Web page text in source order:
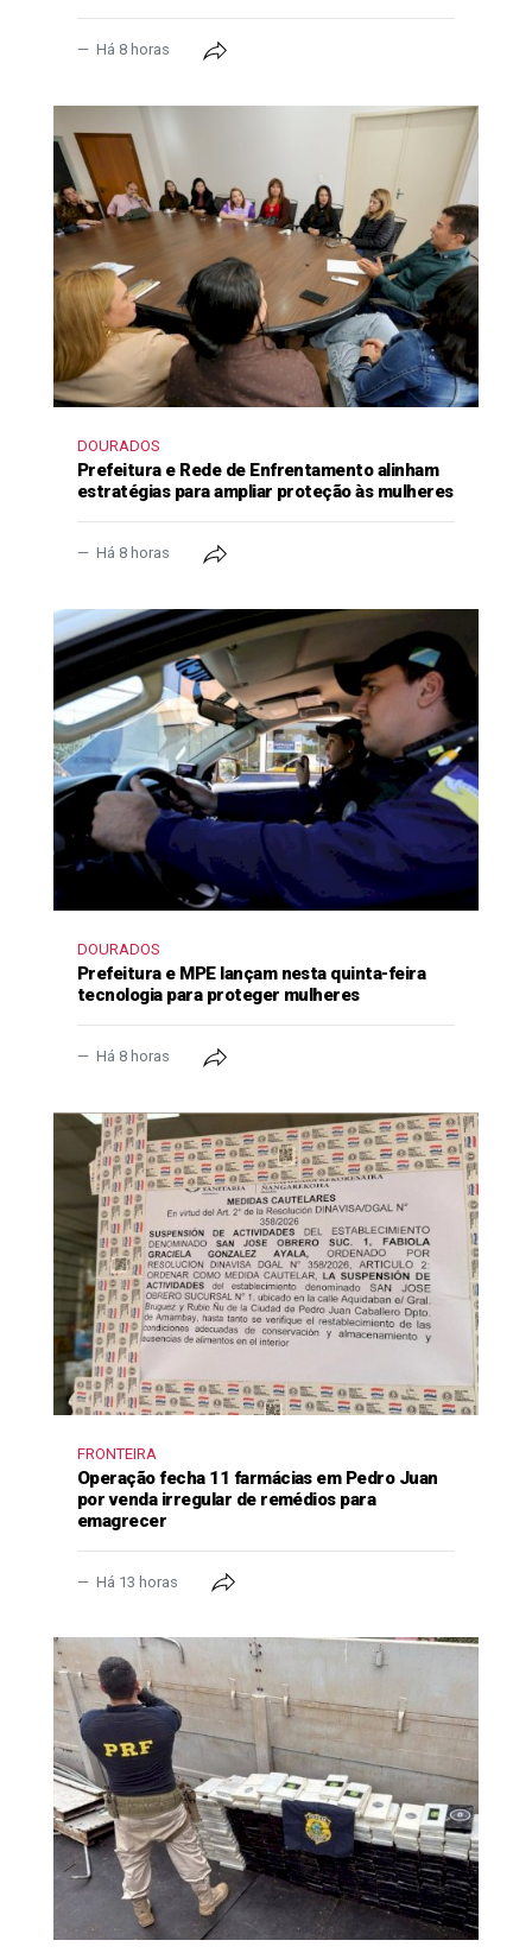
Há 8 horas
DOURADOS
Prefeitura e Rede de Enfrentamento alinham
estratégias para ampliar proteção às mulheres
Há 8 horas
DOURADOS
Prefeitura e MPE lançam nesta quinta-feira
tecnologia para proteger mulheres
Há 8 horas
FRONTEIRA
Operação fecha 11 farmácias em Pedro Juan
por venda irregular de remédios para
emagrecer
Há 13 horas